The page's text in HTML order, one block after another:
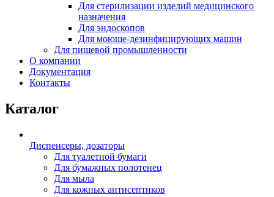
Для стерилизации изделий медицинского
назначения
Для эндоскопов
Для моюще-дезинфицирующих машин
Для пищевой промышленности
О компании
Документация
Контакты
Каталог
Диспенсеры, дозаторы
Для туалетной бумаги
Для бумажных полотенец
Для мыла
Для кожных антисептиков